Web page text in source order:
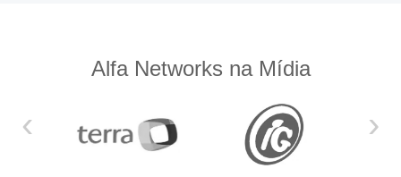
Alfa Networks na Mídia
‹ ›